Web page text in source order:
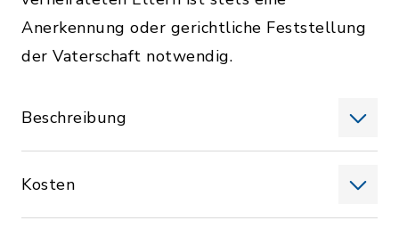
Anerkennung oder gerichtliche Feststellung
der Vaterschaft notwendig.
Beschreibung
Kosten